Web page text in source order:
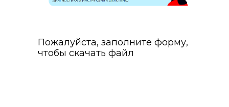
Пожалуйста, заполните форму,
чтобы скачать файл